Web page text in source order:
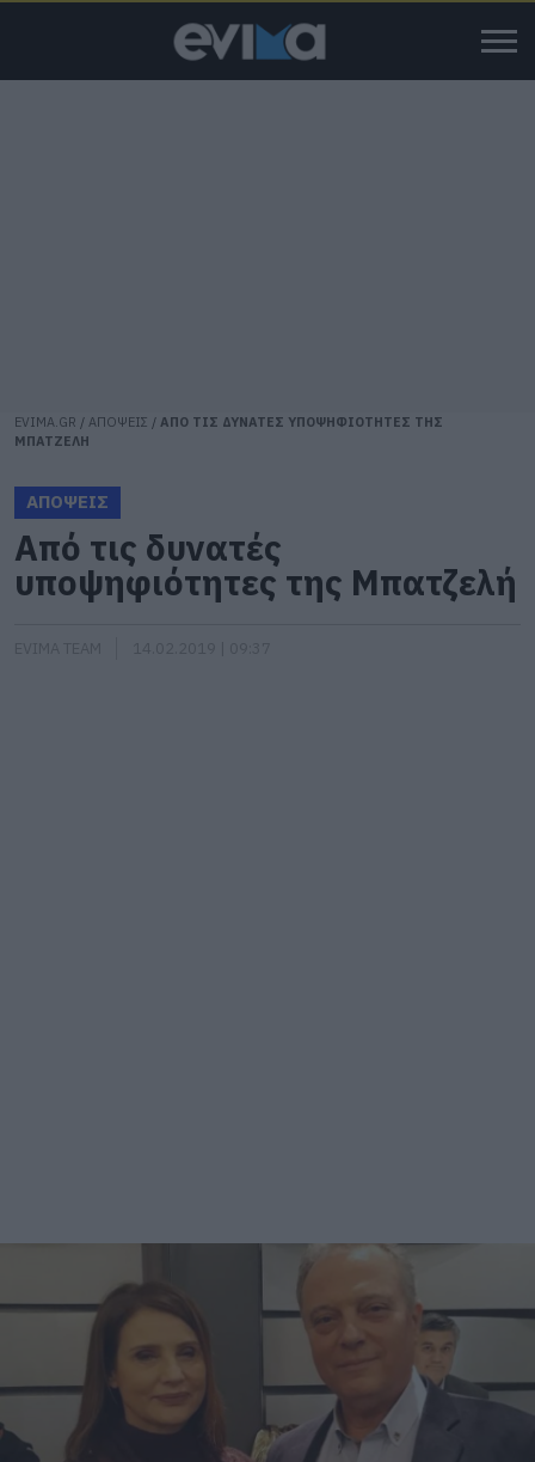
EVIMA.GR / ΑΠΟΨΕΙΣ / ΑΠΟ ΤΙΣ ΔΥΝΑΤΕΣ ΥΠΟΨΗΦΙΟΤΗΤΕΣ ΤΗΣ
ΜΠΑΤΖΕΛΗ
ΑΠΟΨΕΙΣ
Από τις δυνατές
υποψηφιότητες της Μπατζελή